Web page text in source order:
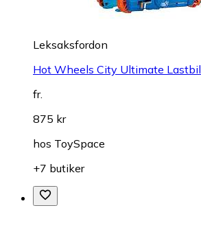
Leksaksfordon
Hot Wheels City Ultimate Lastbil
fr.
875 kr
hos ToySpace
+7 butiker